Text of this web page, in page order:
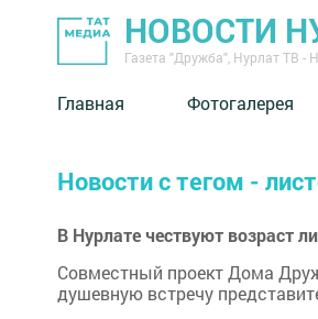
НОВОСТИ
Газета "Дружба", Нурлат ТВ -
Главная Фотогалерея
Новости с тегом -
В Нурлате чествуют возраст
Совместный проект Дома
душевную встречу